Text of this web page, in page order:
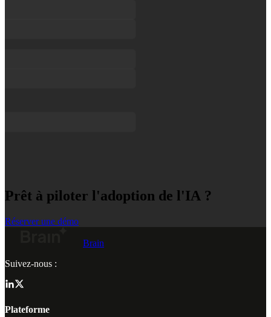
Prêt à piloter l'adoption de l'IA ?
Réserver une démo
Brain
Suivez-nous :
Plateforme